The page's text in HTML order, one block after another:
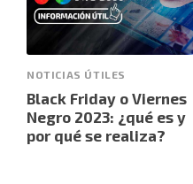
NOTICIAS ÚTILES
Black Friday o Viernes
Negro 2023: ¿qué es y
por qué se realiza?